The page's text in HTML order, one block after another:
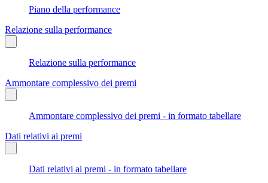
Piano della performance
Relazione sulla performance
Relazione sulla performance
Ammontare complessivo dei premi
Ammontare complessivo dei premi - in formato tabellare
Dati relativi ai premi
Dati relativi ai premi - in formato tabellare